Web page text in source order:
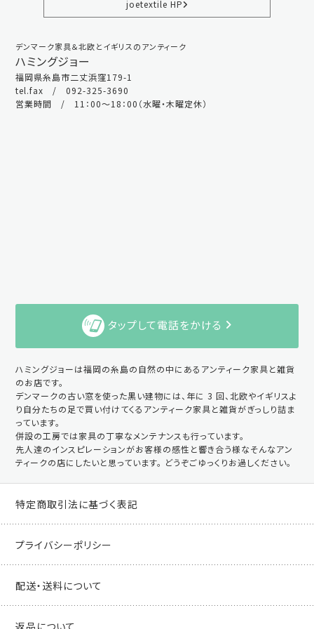
joetextile HP
デンマーク家具＆北欧とイギリスのアンティーク
ハミングジョー
福岡県糸島市二丈浜窪179-1
tel.fax / 092-325-3690
営業時間 / 11：00～18：00（水曜・木曜定休）
タップして電話をかける
ハミングジョーは福岡の糸島の自然の中にあるアンティーク家具と雑貨
のお店です。
デンマークの古い窓を使った黒い建物には、年に 3 回、北欧やイギリスよ
り自分たちの足で買い付けてくるアンティーク家具と雑貨がぎっしり詰ま
っています。
併設の工房では家具の丁寧なメンテナンスも行っています。
先人達のインスピレーションがお客様の感性と響き合う様なそんなアン
ティークの店にしたいと思っています。 どうぞごゆっくりお過しください。
特定商取引法に基づく表記
プライバシーポリシー
配送・送料について
返品について